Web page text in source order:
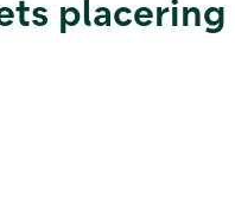
placering